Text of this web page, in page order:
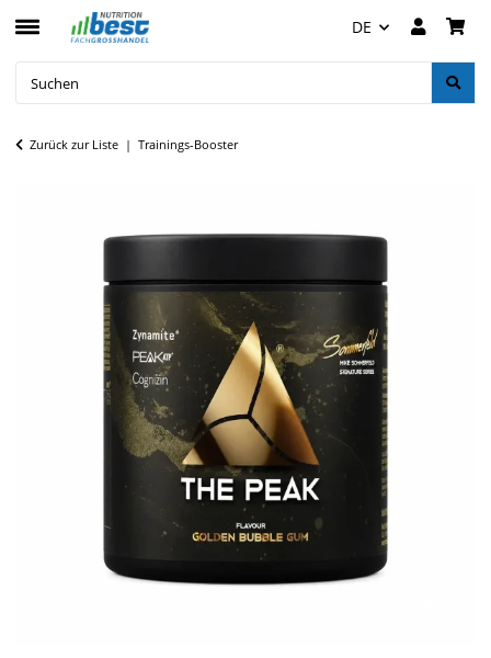
DE
Zurück zur Liste Trainings-Booster